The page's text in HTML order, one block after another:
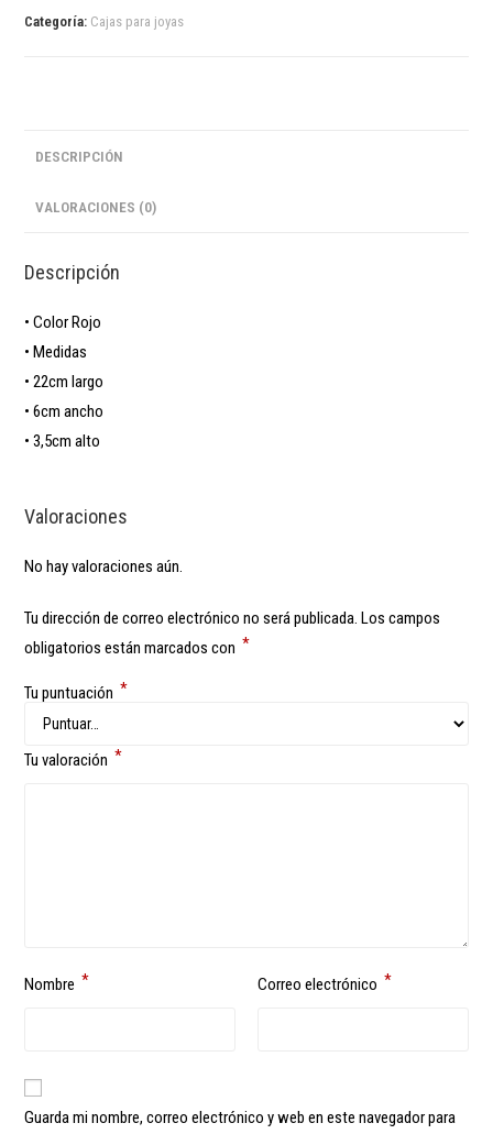
Categoría: Cajas para joyas
DESCRIPCIÓN
VALORACIONES (0)
Descripción
• Color Rojo
• Medidas
• 22cm largo
• 6cm ancho
• 3,5cm alto
Valoraciones
No hay valoraciones aún.
Tu dirección de correo electrónico no será publicada. Los campos
obligatorios están marcados con *
Tu puntuación *
Tu valoración *
Nombre * Correo electrónico *
Guarda mi nombre, correo electrónico y web en este navegador para